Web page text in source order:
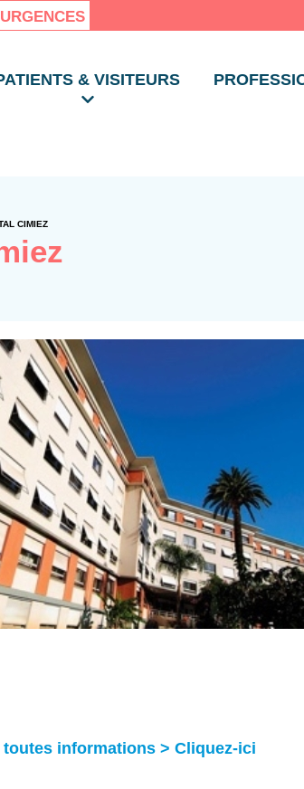
URGENCES
& VISITEURS
CIMIEZ
toutes informations > Cliquez-ici